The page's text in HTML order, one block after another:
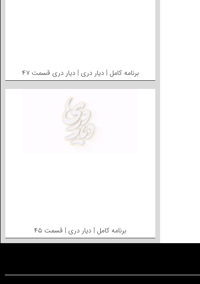
برنامه کامل | دیار دری | دیار دری قسمت ۴۷
برنامه کامل | دیار دری | قسمت ۴۵